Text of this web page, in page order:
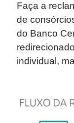
Faça a
de
do Banco
individual,